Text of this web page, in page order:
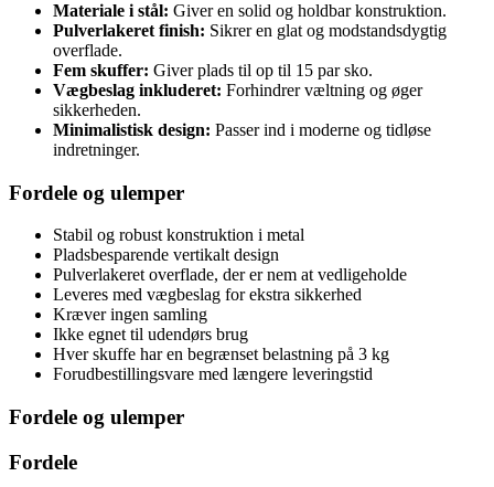
Materiale i stål: Giver en solid og holdbar konstruktion.
Pulverlakeret finish: Sikrer en glat og modstandsdygtig
overflade.
Fem skuffer: Giver plads til op til 15 par sko.
Vægbeslag inkluderet: Forhindrer væltning og øger
sikkerheden.
Minimalistisk design: Passer ind i moderne og tidløse
indretninger.
Fordele og ulemper
Stabil og robust konstruktion i metal
Pladsbesparende vertikalt design
Pulverlakeret overflade, der er nem at vedligeholde
Leveres med vægbeslag for ekstra sikkerhed
Kræver ingen samling
Ikke egnet til udendørs brug
Hver skuffe har en begrænset belastning på 3 kg
Forudbestillingsvare med længere leveringstid
Fordele og ulemper
Fordele